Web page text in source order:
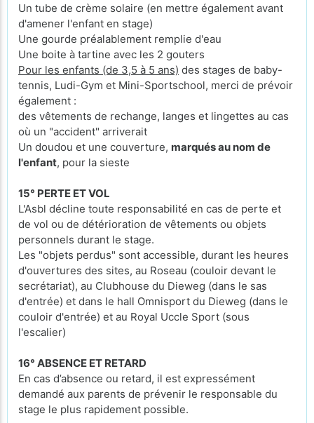
Un tube de crème solaire (en mettre également avant
d'amener l'enfant en stage)
Une gourde préalablement remplie d'eau
Une boite à tartine avec les 2 gouters
Pour les enfants (de 3,5 à 5 ans) des stages de baby-
tennis, Ludi-Gym et Mini-Sportschool, merci de prévoir
également :
des vêtements de rechange, langes et lingettes au cas
où un "accident" arriverait
Un doudou et une couverture, marqués au nom de
l'enfant, pour la sieste
15° PERTE ET VOL
L'Asbl décline toute responsabilité en cas de perte et
de vol ou de détérioration de vêtements ou objets
personnels durant le stage.
Les "objets perdus" sont accessible, durant les heures
d'ouvertures des sites, au Roseau (couloir devant le
secrétariat), au Clubhouse du Dieweg (dans le sas
d'entrée) et dans le hall Omnisport du Dieweg (dans le
couloir d'entrée) et au Royal Uccle Sport (sous
l'escalier)
16° ABSENCE ET RETARD
En cas d’absence ou retard, il est expressément
demandé aux parents de prévenir le responsable du
stage le plus rapidement possible.